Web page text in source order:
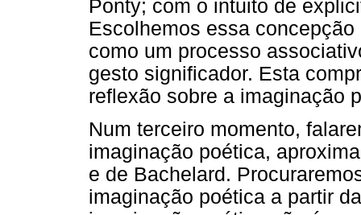
Ponty; com o intuito de
Escolhemos essa
como um processo
gesto significador. Esta
reflexão sobre a imaginação
Num terceiro momento,
imaginação poética,
e de Bachelard.
imaginação poética a partir